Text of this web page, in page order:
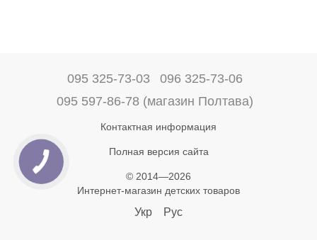
095 325-73-03
096 325-73-06
095 597-86-78 (магазин Полтава)
Контактная информация
Полная версия сайта
© 2014—2026
Интернет-магазин детских товаров
Укр Рус